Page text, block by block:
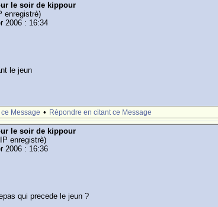
le soir de kippour
enregistrè)
2006 : 16:34
le jeun
Message • Rèpondre en citant ce Message
le soir de kippour
enregistrè)
2006 : 16:36
qui precede le jeun ?